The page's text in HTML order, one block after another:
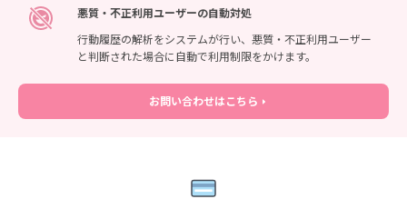
悪質・不正利用ユーザーの自動対処
行動履歴の解析をシステムが行い、悪質・不正利用ユーザー
と判断された場合に自動で利用制限をかけます。
お問い合わせはこちら